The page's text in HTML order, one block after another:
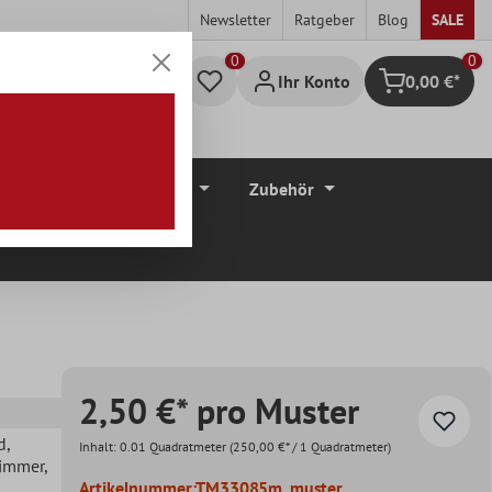
Newsletter Ratgeber Blog SALE
Ihr Konto Warenkorb
0
0,00 €*
Zubehör
,
,
2,50 €* pro Muster
Inhalt: 0.01 Quadratmeter (250,00 €* / 1 Quadratmeter)
Artikelnummer:TM33085m_muster